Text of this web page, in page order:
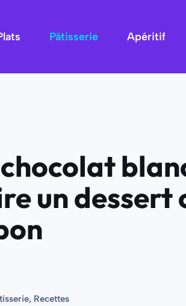
Pâtisserie Apéritif
un dessert
, Recettes